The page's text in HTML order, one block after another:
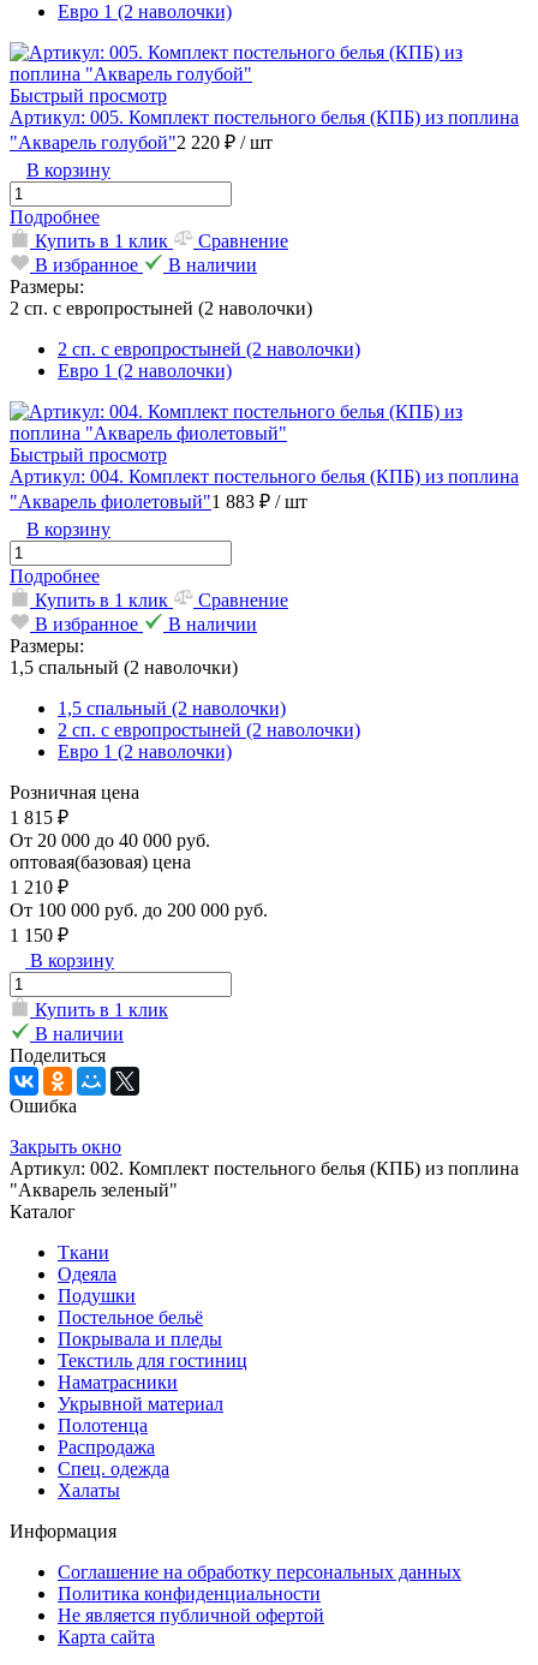
Евро 1 (2 наволочки)
Быстрый просмотр
Артикул: 005. Комплект постельного белья (КПБ) из поплина
"Акварель голубой"2 220 ₽ / шт
В корзину
Подробнее
Купить в 1 клик
Сравнение
В избранное
В наличии
Размеры:
2 сп. с европростыней (2 наволочки)
2 сп. с европростыней (2 наволочки)
Евро 1 (2 наволочки)
Быстрый просмотр
Артикул: 004. Комплект постельного белья (КПБ) из поплина
"Акварель фиолетовый"1 883 ₽ / шт
В корзину
Подробнее
Купить в 1 клик
Сравнение
В избранное
В наличии
Размеры:
1,5 спальный (2 наволочки)
1,5 спальный (2 наволочки)
2 сп. с европростыней (2 наволочки)
Евро 1 (2 наволочки)
Розничная цена
1 815 ₽
От 20 000 до 40 000 руб.
оптовая(базовая) цена
1 210 ₽
От 100 000 руб. до 200 000 руб.
1 150 ₽
В корзину
Купить в 1 клик
В наличии
Поделиться
Ошибка
Закрыть окно
Артикул: 002. Комплект постельного белья (КПБ) из поплина
"Акварель зеленый"
Каталог
Ткани
Одеяла
Подушки
Постельное бельё
Покрывала и пледы
Текстиль для гостиниц
Наматрасники
Укрывной материал
Полотенца
Распродажа
Спец. одежда
Халаты
Информация
Соглашение на обработку персональных данных
Политика конфиденциальности
Не является публичной офертой
Карта сайта